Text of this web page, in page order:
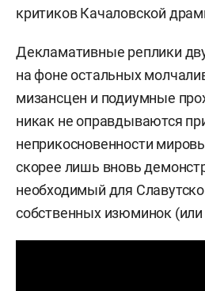
критиков Качаловской
Декламативные реплики
на фоне остальных
мизансцен и подиумные
никак не оправдываются
неприкосновенности
скорее лишь вновь
необходимый для
собственных изюминок